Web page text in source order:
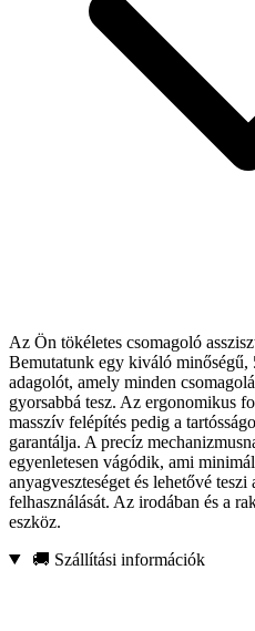
Az Ön tökéletes csomagoló
Bemutatunk egy kiváló minőségű,
adagolót, amely minden
gyorsabbá tesz. Az ergonomikus
masszív felépítés pedig a
garantálja. A precíz
egyenletesen vágódik, ami
anyagveszteséget és lehetővé
felhasználását. Az irodában és a
eszköz.
🚚 Szállítási információk